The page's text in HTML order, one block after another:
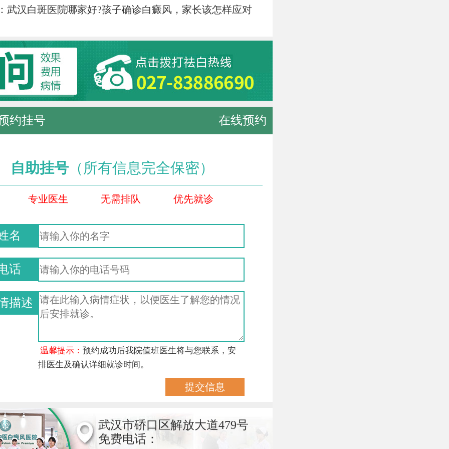
武汉白斑医院哪家好?孩子确诊白癜风，家长该怎样应对
约挂号 在线预约
自助挂号 （所有信息完全保密）
专业医生 无需排队 优先就诊
名
话
描述
温馨提示：预约成功后我院值班医生将与您联系，安
排医生及确认详细就诊时间。
武汉市硚口区解放大道479号
免费电话：